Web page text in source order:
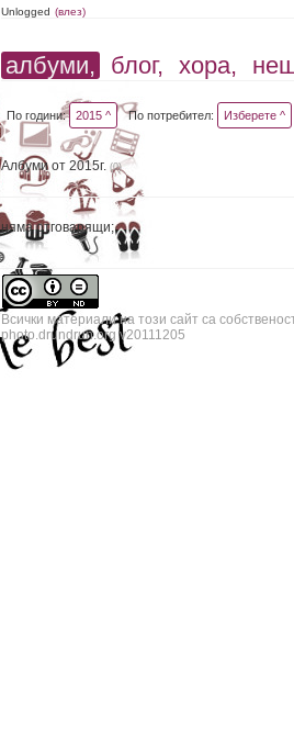
Unlogged (влез)
албуми, блог, хора,
По години: 2015 ^ По потребител: Изберете ^
Албуми от 2015г. (0)
няма отговарящи;
Всички материали на този сайт са
photo.drundrun.org v20111205